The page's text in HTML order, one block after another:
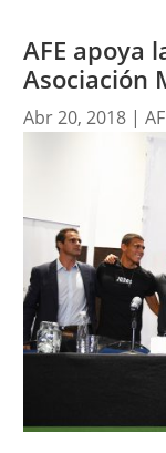
AFE apoya
Asociación
Abr 20, 2018|